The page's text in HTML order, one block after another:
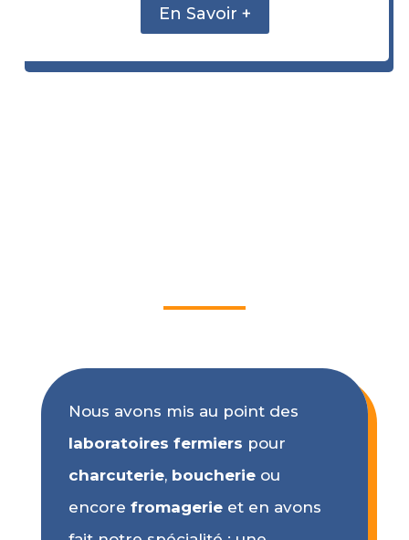
En Savoir +
Nous avons mis au point des
laboratoires fermiers pour
charcuterie, boucherieou
encore fromagerieet en avons